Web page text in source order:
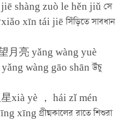
shàng zuò le hěn jiǔ সে
xīn tái jiē সিঁড়িতে সাবধান
月亮 yǎng wàng yuè
yǎng wàng gāo shān উঁচু
xià yè ， hái zǐ mén
গ্রীষ্মকালের রাতে শিশুরা